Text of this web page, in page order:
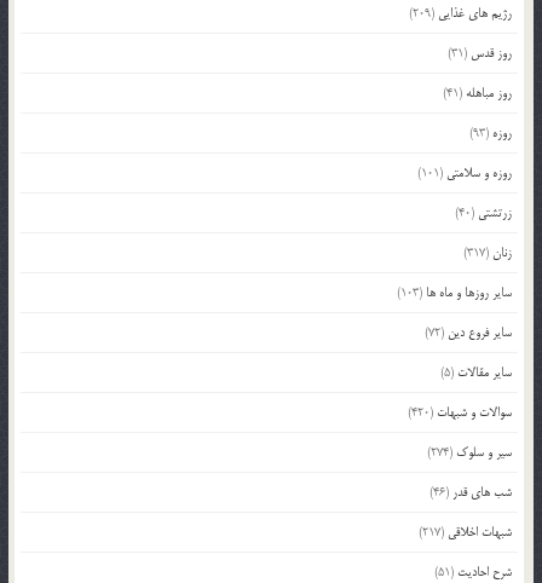
رژیم های غذایی (209)
روز قدس (31)
روز مباهله (41)
روزه (93)
روزه و سلامتی (101)
زرتشتی (40)
زنان(317)
سایر روزها و ماه ها (103)
سایر فروع دین (72)
سایر مقالات (5)
سوالات و شبهات (420)
سیر و سلوک (274)
شب های قدر (46)
شبهات اخلاقی (217)
شرح احادیث (51)